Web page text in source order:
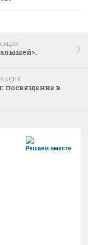
посвящение в
Решаем вместе